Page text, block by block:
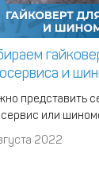
и
представить
или
2022